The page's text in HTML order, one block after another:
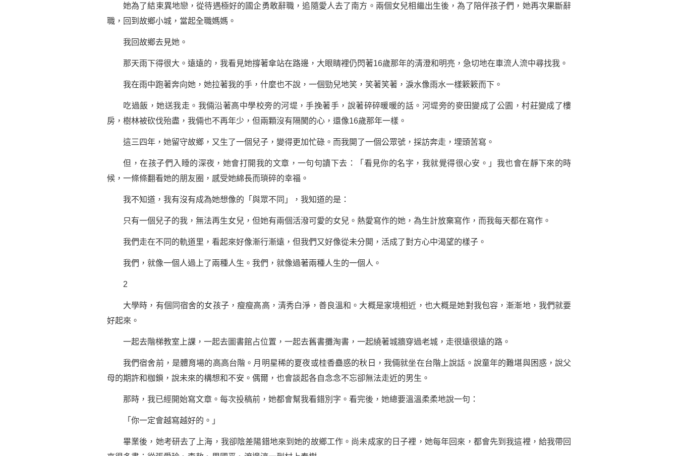
她為了結束異地戀，從待遇極好的國企勇敢辭職，追隨愛人去了南方。兩個女兒相繼出生後，為了陪伴孩子們，她再次果斷辭
職，回到故鄉小城，當起全職媽媽。
我回故鄉去見她。
那天雨下得很大。遠遠的，我看見她撐著傘站在路邊，大眼睛裡仍閃著16歲那年的清澄和明亮，急切地在車流人流中尋找我。
我在雨中跑著奔向她，她拉著我的手，什麼也不說，一個勁兒地笑，笑著笑著，淚水像雨水一樣簌簌而下。
吃過飯，她送我走。我倆沿著高中學校旁的河堤，手挽著手，說著碎碎暖暖的話。河堤旁的麥田變成了公園，村莊變成了樓
房，樹林被砍伐殆盡，我倆也不再年少，但兩顆沒有隔閡的心，還像16歲那年一樣。
這三四年，她留守故鄉，又生了一個兒子，變得更加忙碌。而我開了一個公眾號，採訪奔走，埋頭苦寫。
但，在孩子們入睡的深夜，她會打開我的文章，一句句讀下去：「看見你的名字，我就覺得很心安。」我也會在靜下來的時
候，一條條翻看她的朋友圈，感受她綿長而瑣碎的幸福。
我不知道，我有沒有成為她想像的「與眾不同」，我知道的是：
只有一個兒子的我，無法再生女兒，但她有兩個活潑可愛的女兒。熱愛寫作的她，為生計放棄寫作，而我每天都在寫作。
我們走在不同的軌道里，看起來好像漸行漸遠，但我們又好像從未分開，活成了對方心中渴望的樣子。
我們，就像一個人過上了兩種人生。我們，就像過著兩種人生的一個人。
2
大學時，有個同宿舍的女孩子，瘦瘦高高，清秀白淨，善良溫和。大概是家境相近，也大概是她對我包容，漸漸地，我們就要
好起來。
一起去階梯教室上課，一起去圖書館占位置，一起去舊書攤淘書，一起繞著城牆穿過老城，走很遠很遠的路。
我們宿舍前，是體育場的高高台階。月明星稀的夏夜或桂香蠱惑的秋日，我倆就坐在台階上說話。說童年的難堪與困惑，說父
母的期許和枷鎖，說未來的構想和不安。偶爾，也會談起各自念念不忘卻無法走近的男生。
那時，我已經開始寫文章。每次投稿前，她都會幫我看錯別字。看完後，她總要溫溫柔柔地說一句：
「你一定會越寫越好的。」
畢業後，她考研去了上海，我卻陰差陽錯地來到她的故鄉工作。尚未成家的日子裡，她每年回來，都會先到我這裡，給我帶回